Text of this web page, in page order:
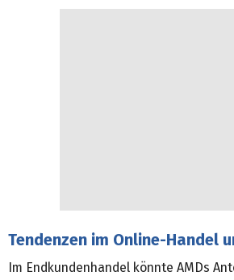
Tendenzen im Online-Handel
Im Endkundenhandel könnte AMDs